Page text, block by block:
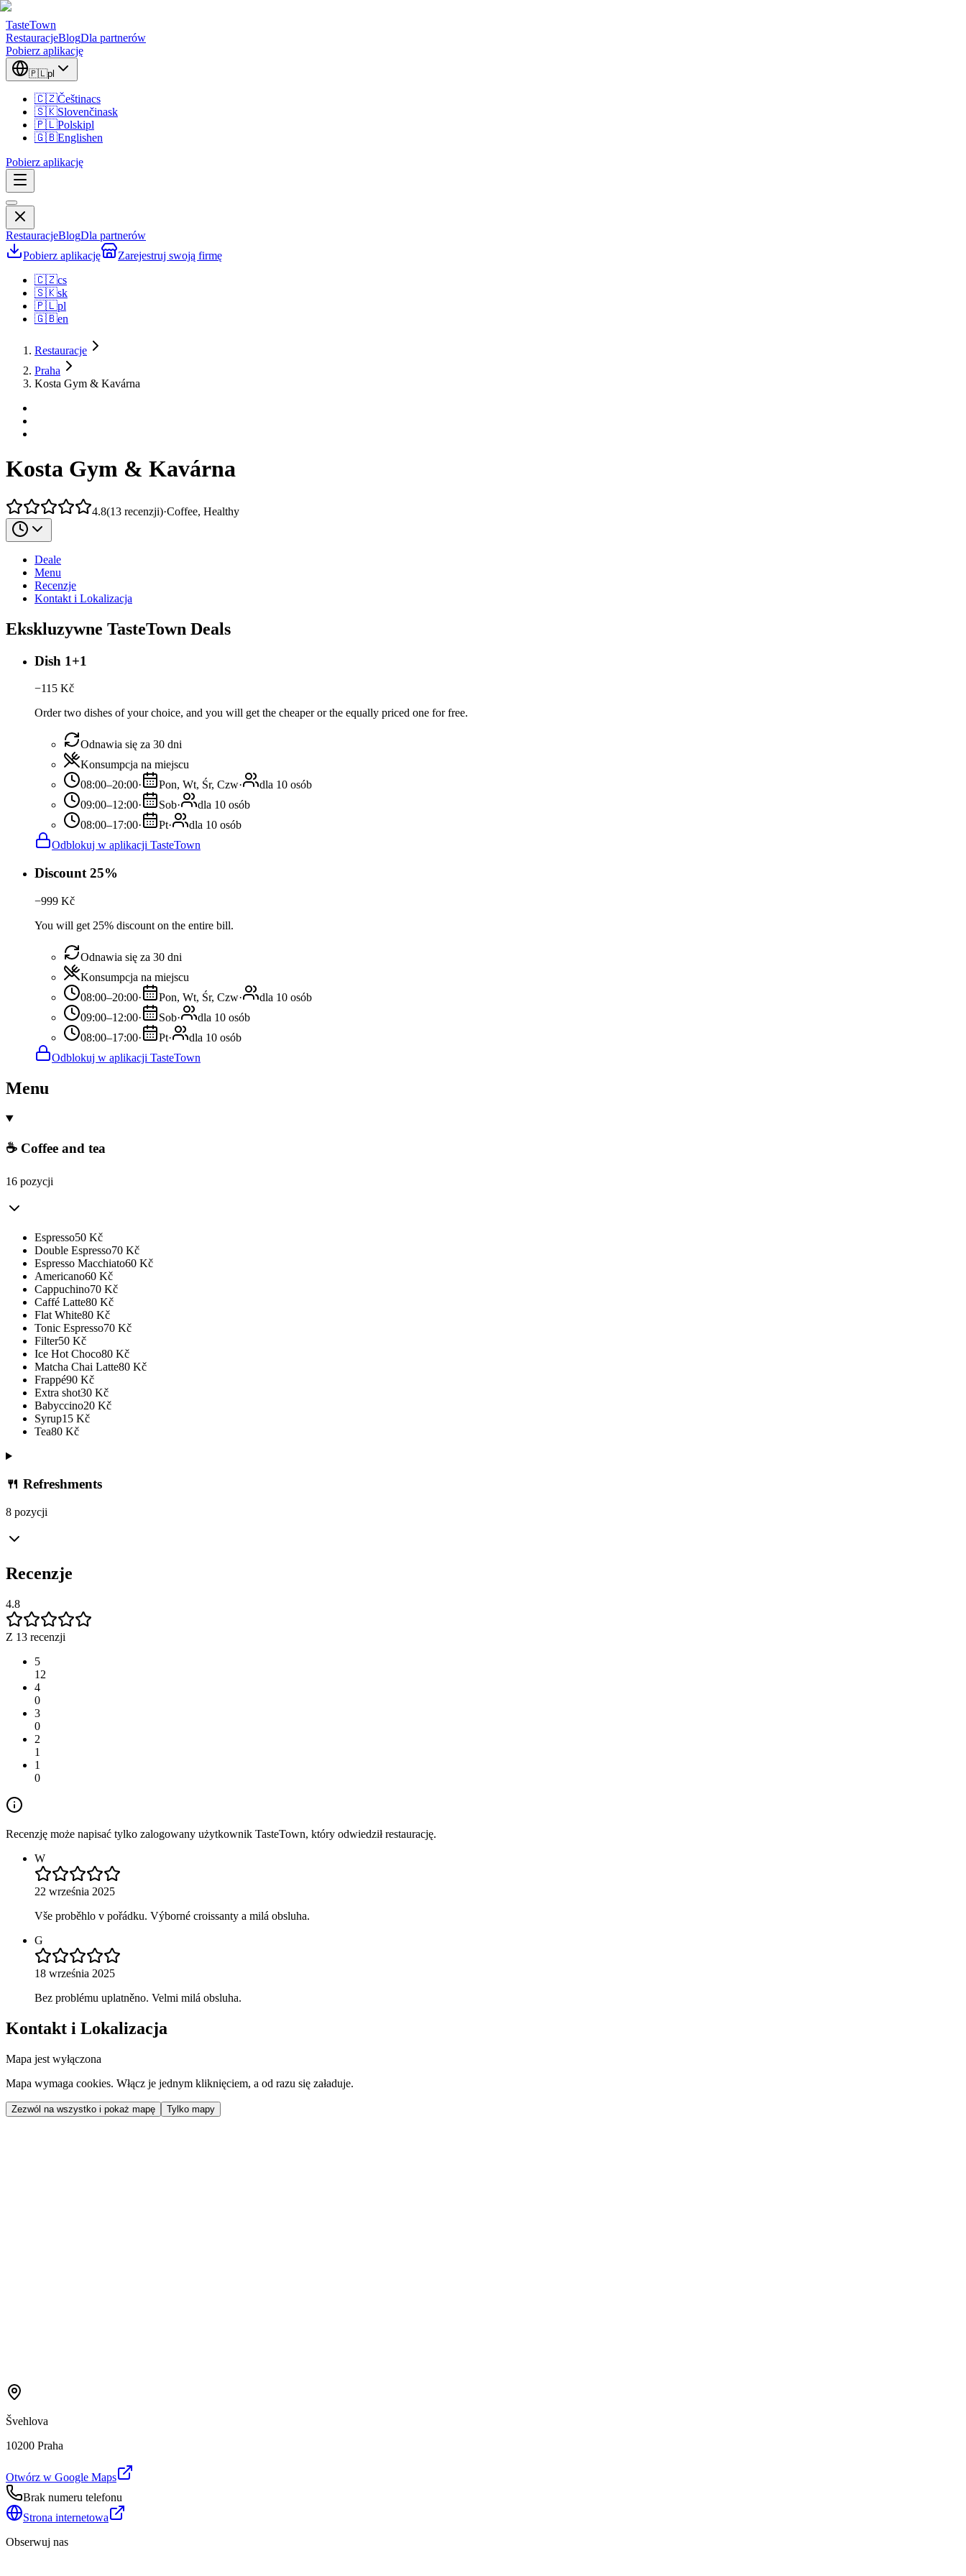
TasteTown
RestauracjeBlogDla partnerów
Pobierz aplikację
🇵🇱pl
🇨🇿Češtinacs
🇸🇰Slovenčinask
🇵🇱Polskipl
🇬🇧Englishen
Pobierz aplikację
RestauracjeBlogDla partnerów
Pobierz aplikację
Zarejestruj swoją firmę
🇨🇿cs
🇸🇰sk
🇵🇱pl
🇬🇧en
Restauracje
Praha
Kosta Gym & Kavárna
Kosta Gym & Kavárna
4.8(13 recenzji)·Coffee, Healthy
Deale
Menu
Recenzje
Kontakt i Lokalizacja
Ekskluzywne TasteTown Deals
Dish 1+1
−115 Kč
Order two dishes of your choice, and you will get the cheaper or the equally priced one for free.
Odnawia się za 30 dni
Konsumpcja na miejscu
08:00–20:00· Pon, Wt, Śr, Czw·
dla 10 osób
09:00–12:00· Sob·
dla 10 osób
08:00–17:00· Pt·
dla 10 osób
Odblokuj w aplikacji TasteTown
Discount 25%
−999 Kč
You will get 25% discount on the entire bill.
Odnawia się za 30 dni
Konsumpcja na miejscu
08:00–20:00· Pon, Wt, Śr, Czw·
dla 10 osób
09:00–12:00· Sob·
dla 10 osób
08:00–17:00· Pt·
dla 10 osób
Odblokuj w aplikacji TasteTown
Menu
☕ Coffee and tea
16 pozycji
Espresso50 Kč
Double Espresso70 Kč
Espresso Macchiato60 Kč
Americano60 Kč
Cappuchino70 Kč
Caffé Latte80 Kč
Flat White80 Kč
Tonic Espresso70 Kč
Filter50 Kč
Ice Hot Choco80 Kč
Matcha Chai Latte80 Kč
Frappé90 Kč
Extra shot30 Kč
Babyccino20 Kč
Syrup15 Kč
Tea80 Kč
🍴 Refreshments
8 pozycji
Recenzje
4.8
Z 13 recenzji
5
12
4
0
3
0
2
1
1
0
Recenzję może napisać tylko zalogowany użytkownik TasteTown, który odwiedził restaurację.
W
22 września 2025
Vše proběhlo v pořádku. Výborné croissanty a milá obsluha.
G
18 września 2025
Bez problému uplatněno. Velmi milá obsluha.
Kontakt i Lokalizacja
Mapa jest wyłączona
Mapa wymaga cookies. Włącz je jednym kliknięciem, a od razu się załaduje.
Zezwól na wszystko i pokaż mapę Tylko mapy
Švehlova
10200 Praha
Otwórz w Google Maps
Brak numeru telefonu
Strona internetowa
Obserwuj nas